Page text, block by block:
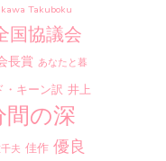
Takuboku
国協議会
長賞 あなたと暮
・キーン訳 井上
の深
夫 佳作 優良